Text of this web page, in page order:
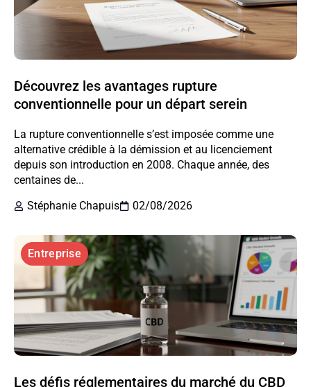
Découvrez les avantages rupture
conventionnelle pour un départ serein
La rupture conventionnelle s’est imposée comme une
alternative crédible à la démission et au licenciement
depuis son introduction en 2008. Chaque année, des
centaines de...
Stéphanie Chapuis
02/08/2026
Entreprise
Les défis réglementaires du marché du CBD